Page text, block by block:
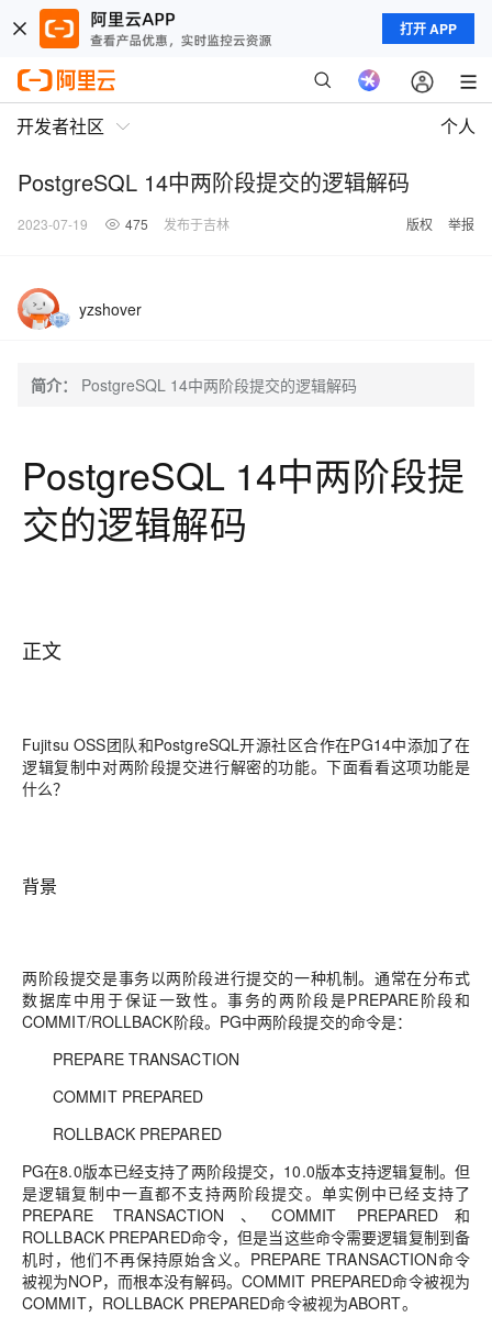
打开 APP
开发者社区 个人
PostgreSQL 14中两阶段提交的逻辑解码
2023-07-19 475 发布于吉林 版权 举报
yzshover
简介： PostgreSQL 14中两阶段提交的逻辑解码
PostgreSQL 14中两阶段提
交的逻辑解码
正文
Fujitsu OSS团队和PostgreSQL开源社区合作在PG14中添加了在
逻辑复制中对两阶段提交进行解密的功能。下面看看这项功能是
什么？
背景
两阶段提交是事务以两阶段进行提交的一种机制。通常在分布式
数据库中用于保证一致性。事务的两阶段是PREPARE阶段和
COMMIT/ROLLBACK阶段。PG中两阶段提交的命令是：
PREPARE TRANSACTION
COMMIT PREPARED
ROLLBACK PREPARED
PG在8.0版本已经支持了两阶段提交，10.0版本支持逻辑复制。但
是逻辑复制中一直都不支持两阶段提交。单实例中已经支持了
PREPARE TRANSACTION、COMMIT PREPARED和
ROLLBACK PREPARED命令，但是当这些命令需要逻辑复制到备
机时，他们不再保持原始含义。PREPARE TRANSACTION命令
被视为NOP，而根本没有解码。COMMIT PREPARED命令被视为
COMMIT，ROLLBACK PREPARED命令被视为ABORT。